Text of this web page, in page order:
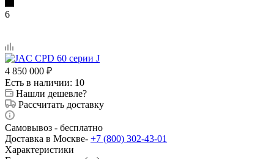
6
4 850 000 ₽
Есть в наличии: 10
Нашли дешевле?
Рассчитать доставку
Самовывоз - бесплатно
Доставка в Москве- +7 (800) 302-43-01
Характеристики